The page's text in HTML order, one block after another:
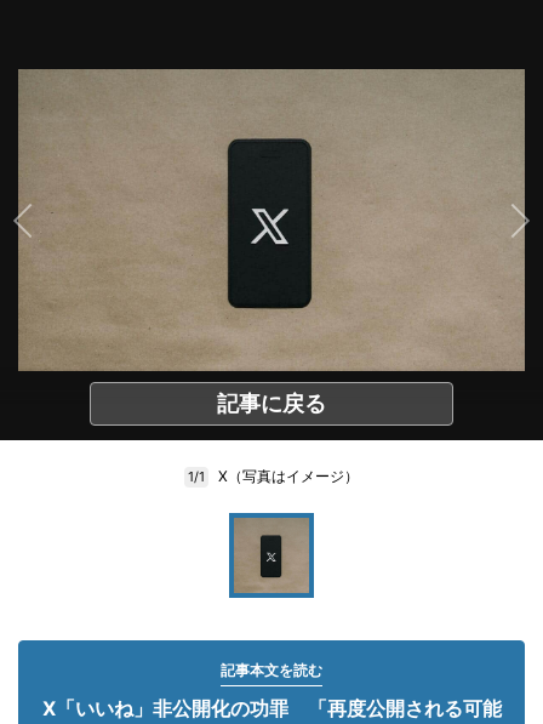
記事に戻る
1/1 X（写真はイメージ）
記事本文を読む
X「いいね」非公開化の功罪 「再度公開される可能